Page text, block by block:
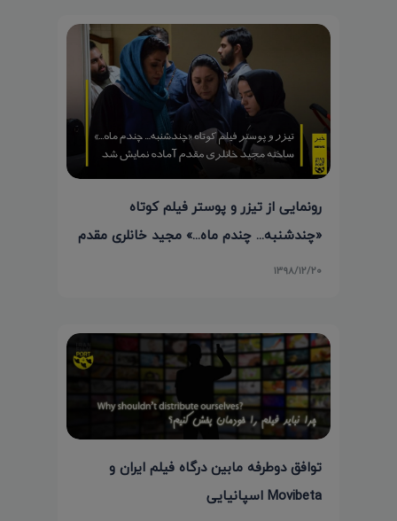
رونمایی از تیزر و پوستر فیلم کوتاه
«چندشنبه... چندم ماه...» مجید خانلری مقدم
۱۳۹۸/۱۲/۲۰
توافق دوطرفه مابین درگاه فیلم ایران و
Movibeta اسپانیایی